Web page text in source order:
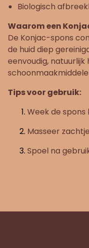
Biologisch
Waarom een
De Konjac-spons
de huid diep
eenvoudig,
Tips voor gebruik:
Week de
Masseer
Spoel na